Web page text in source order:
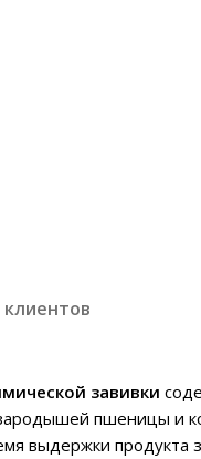
завивки
пшеницы и
выдержки продукта